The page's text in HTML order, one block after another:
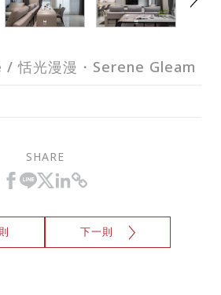
恬光漫漫・Serene Gleam
SHARE
下一則